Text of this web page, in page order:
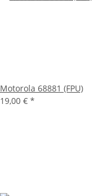
Motorola 68881 (FPU)
19,00 € *